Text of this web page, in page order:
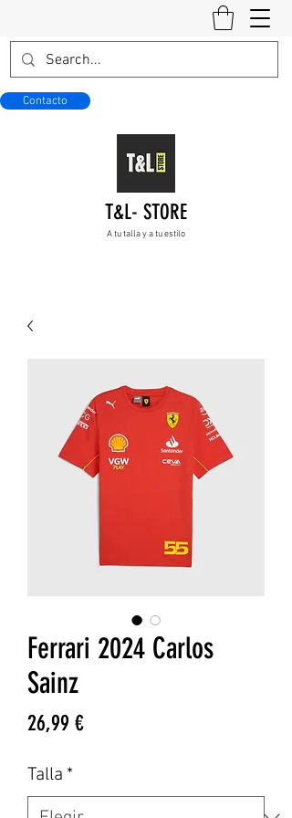
Contacto
T&L- STORE
A tu talla y a tu estilo
Ferrari 2024 Carlos
Sainz
26,99 €Precio
Talla *